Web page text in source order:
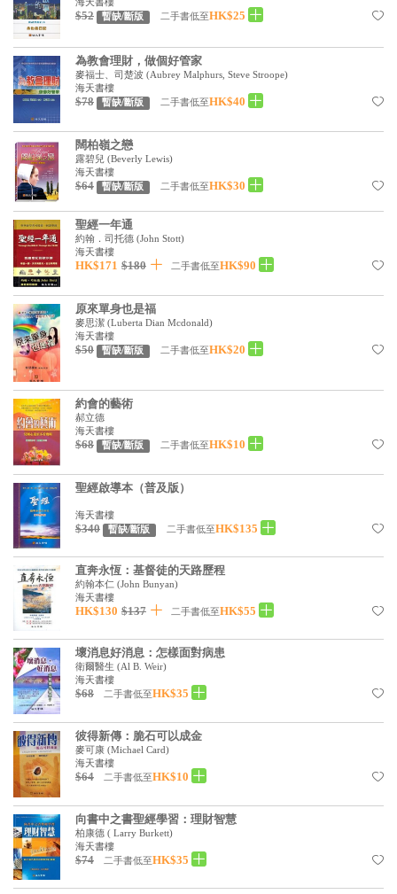
$52 暫缺/斷版 二手書低至HK$25
為教會理財，做個好管家
麥福士、司楚波 (Aubrey Malphurs, Steve Stroope)
海天書樓
$78 暫缺/斷版 二手書低至HK$40
闊柏嶺之戀
露碧兒 (Beverly Lewis)
海天書樓
$64 暫缺/斷版 二手書低至HK$30
聖經一年通
約翰．司托德 (John Stott)
海天書樓
HK$171 $180 二手書低至HK$90
原來單身也是福
麥思潔 (Luberta Dian Mcdonald)
海天書樓
$50 暫缺/斷版 二手書低至HK$20
約會的藝術
郝立德
海天書樓
$68 暫缺/斷版 二手書低至HK$10
聖經啟導本（普及版）
海天書樓
$340 暫缺/斷版 二手書低至HK$135
直奔永恆：基督徒的天路歷程
約翰本仁 (John Bunyan)
海天書樓
HK$130 $137 二手書低至HK$55
壞消息好消息：怎樣面對病患
衛爾醫生 (Al B. Weir)
海天書樓
$68 二手書低至HK$35
彼得新傳：脆石可以成金
麥可康 (Michael Card)
海天書樓
$64 二手書低至HK$10
向書中之書聖經學習：理財智慧
柏康德 ( Larry Burkett)
海天書樓
$74 二手書低至HK$35